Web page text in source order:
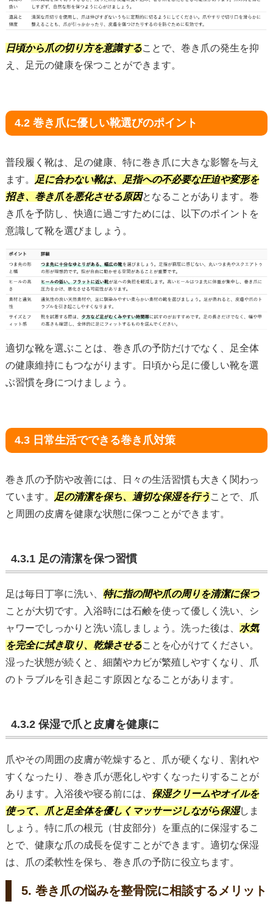
日頃から爪の切り方を意識することで、巻き爪の発生を抑
え、足元の健康を保つことができます。
4.2 巻き爪に優しい靴選びのポイント
普段履く靴は、足の健康、特に巻き爪に大きな影響を与え
ます。
足に合わない靴は、足指への不必要な圧迫や変形を
招き、巻き爪を悪化させる原因となることがあります。巻
き爪を予防し、快適に過ごすためには、以下のポイントを
意識して靴を選びましょう。
適切な靴を選ぶことは、巻き爪の予防だけでなく、足全体
の健康維持にもつながります。日頃から足に優しい靴を選
ぶ習慣を身につけましょう。
4.3 日常生活でできる巻き爪対策
巻き爪の予防や改善には、日々の生活習慣も大きく関わっ
ています。
足の清潔を保ち、適切な保湿を行う ことで、爪
と周囲の皮膚を健康な状態に保つことができます。
4.3.1 足の清潔を保つ習慣
足は毎日丁寧に洗い、 特に指の間や爪の周りを清潔に保つ
ことが大切です。入浴時には石鹸を使って優しく洗い、シ
ャワーでしっかりと洗い流しましょう。洗った後は、 水気
を完全に拭き取り、乾燥させることを心がけてください。
湿った状態が続くと、細菌やカビが繁殖しやすくなり、爪
のトラブルを引き起こす原因となることがあります。
4.3.2 保湿で爪と皮膚を健康に
爪やその周囲の皮膚が乾燥すると、爪が硬くなり、割れや
すくなったり、巻き爪が悪化しやすくなったりすることが
あります。入浴後や寝る前には、 保湿クリームやオイルを
使って、爪と足全体を優しくマッサージしながら保湿しま
しょう。特に爪の根元（甘皮部分）を重点的に保湿するこ
とで、健康な爪の成長を促すことができます。適切な保湿
は、爪の柔軟性を保ち、巻き爪の予防に役立ちます。
5. 巻き爪の悩みを整骨院に相談するメリット